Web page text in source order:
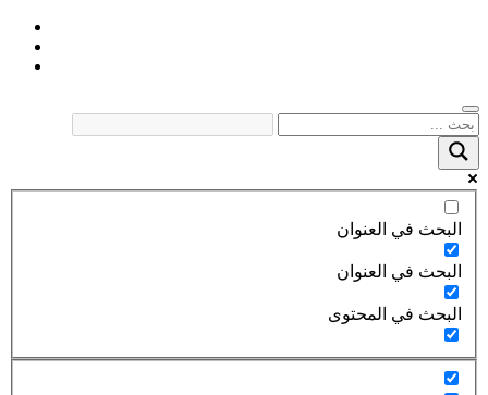
البحث في العنوان
البحث في العنوان
البحث في المحتوى